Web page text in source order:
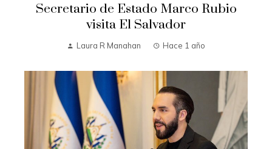
Secretario de Estado Marco Rubio
visita El Salvador
Laura R Manahan Hace 1 año